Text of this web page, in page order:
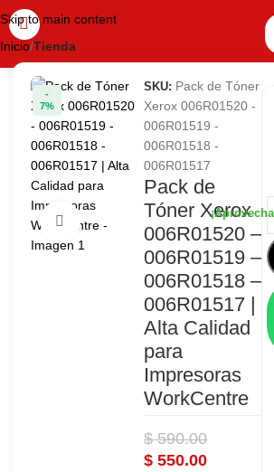
Skip to main content
Inicio Tienda
-
7%
Haga clic para ampliar
SKU: Pack de Tóner
Xerox 006R01520 -
006R01519 -
006R01518 -
006R01517
Pack de
Tóner Xerox
006R01520 –
006R01519 –
006R01518 –
006R01517 |
Alta Calidad
para
Impresoras
WorkCentre
$590.00
$ 550.00